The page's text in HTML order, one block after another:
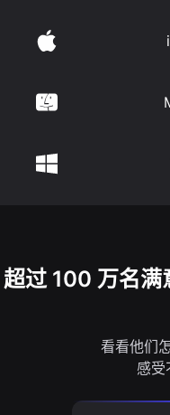
超过 100 万名满
看看他们
感受